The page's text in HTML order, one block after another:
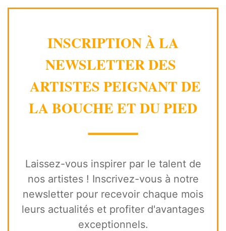
INSCRIPTION À LA
NEWSLETTER DES
ARTISTES PEIGNANT DE
LA BOUCHE ET DU PIED
⸻
Laissez-vous inspirer par le talent de
nos artistes ! Inscrivez-vous à notre
newsletter pour recevoir chaque mois
leurs actualités et profiter d'avantages
exceptionnels.